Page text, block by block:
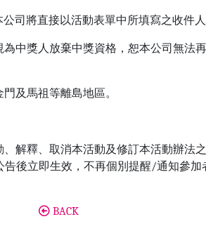
司將直接以活動表單中所填寫之收件
中獎人放棄中獎資格，恕本公司無法
及馬祖等離島地區。
解釋、取消本活動及修訂本活動辦法
後立即生效，不再個別提醒/通知參加
BACK